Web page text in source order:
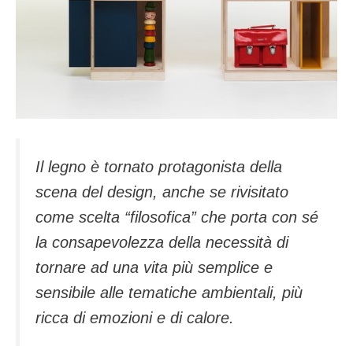
Il legno è tornato protagonista della
scena del design, anche se rivisitato
come scelta “filosofica” che porta con sé
la consapevolezza della necessità di
tornare ad una vita più semplice e
sensibile alle tematiche ambientali, più
ricca di emozioni e di calore.